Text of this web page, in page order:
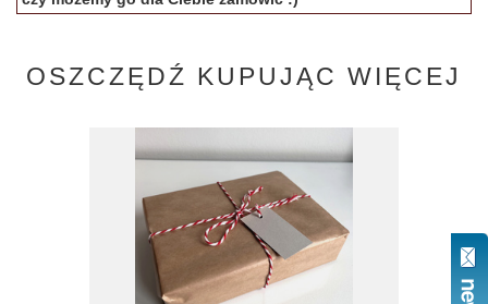
OSZCZĘDŹ KUPUJĄC WIĘCEJ